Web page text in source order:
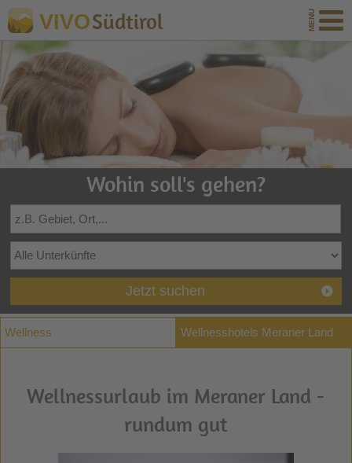
VIVOSüdtirol
Wohin soll's gehen?
Jetzt suchen
Wellness Wellnesshotels Meraner Land
Wellnessurlaub im Meraner Land -
rundum gut